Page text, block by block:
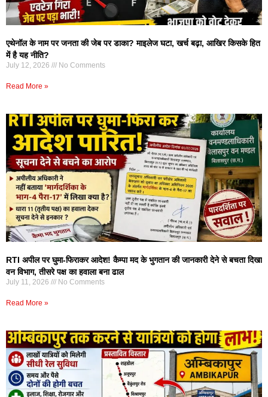
एथेनॉल के नाम पर जनता की जेब पर डाका? माइलेज घटा, खर्च बढ़ा, आखिर किसके हित
में है यह नीति?
July 12, 2026 No Comments
Read More »
RTI अपील पर घुमा-फिराकर आदेश! कैम्पा मद के भुगतान की जानकारी देने से बचता दिखा
वन विभाग, तीसरे पक्ष का हवाला बना ढाल
July 11, 2026 No Comments
Read More »